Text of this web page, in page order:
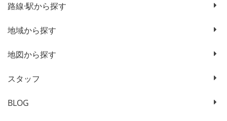
路線·駅から探す
地域から探す
地図から探す
スタッフ
BLOG